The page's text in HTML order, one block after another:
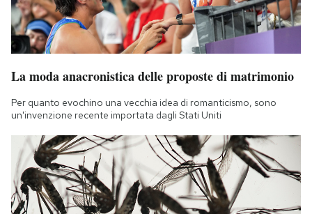
La moda anacronistica delle proposte di matrimonio
Per quanto evochino una vecchia idea di romanticismo, sono
un'invenzione recente importata dagli Stati Uniti